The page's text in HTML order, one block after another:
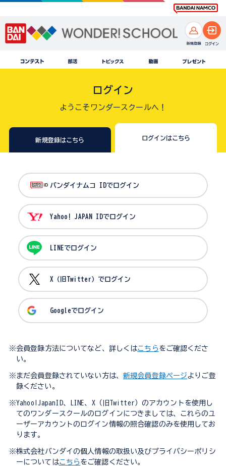
ログイン
ようこそワンダースクールへ！
新規登録はこちら ログインはこちら
バンダイナムコ IDでログイン
Yahoo! JAPAN IDでログイン
LINEでログイン
X（旧Twitter）でログイン
Googleでログイン
※会員登録方法についてなど、詳しくはこちら をご確認くださ
い。
※まだ会員登録されていない方は、 新規会員登録ページ よりご登
録ください。
※Yahoo!JapanID、LINE、X（旧Twitter）のアカウントを使用し
てのワンダースクールのログインにつきましては、これらのユ
ーザーアカウントのログイン情報の照合確認のみを使用してお
ります。
※株式会社バンダイの個人情報の取扱い及びプライバシーポリシ
ーについてはこちら をご確認ください。